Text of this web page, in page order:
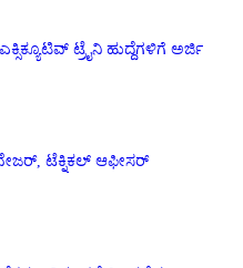
ಟ್ರೈನಿ ಹುದ್ದೆಗಳಿಗೆ ಅರ್ಜಿ
ಟೆಕ್ನಿಕಲ್ ಆಫೀಸರ್